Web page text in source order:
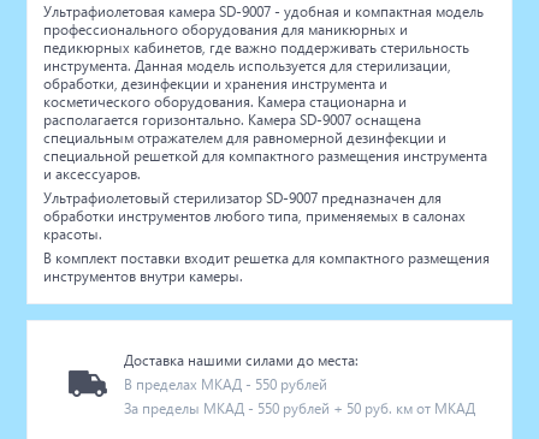
Ультрафиолетовая камера SD-9007 - удобная и компактная модель
профессионального оборудования для маникюрных и
педикюрных кабинетов, где важно поддерживать стерильность
инструмента. Данная модель используется для стерилизации,
обработки, дезинфекции и хранения инструмента и
косметического оборудования. Камера стационарна и
располагается горизонтально. Камера SD-9007 оснащена
специальным отражателем для равномерной дезинфекции и
специальной решеткой для компактного размещения инструмента
и аксессуаров.
Ультрафиолетовый стерилизатор SD-9007 предназначен для
обработки инструментов любого типа, применяемых в салонах
красоты.
В комплект поставки входит решетка для компактного размещения
инструментов внутри камеры.
Доставка нашими силами до места:
В пределах МКАД - 550 рублей
За пределы МКАД - 550 рублей + 50 руб. км от МКАД